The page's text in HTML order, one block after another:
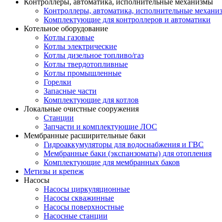
Контроллеры, автоматика, исполнительные механизмы
Контроллеры, автоматика, исполнительные
Комплектующие для контроллеров и автоматики
Котельное оборудование
Котлы газовые
Котлы электрические
Котлы дизельное топливо/газ
Котлы твердотопливные
Котлы промышленные
Горелки
Запасные части
Комплектующие для котлов
Локальные очистные сооружения
Станции
Запчасти и комплектующие ЛОС
Мембранные расширительные баки
Гидроаккумуляторы для водоснабжения и ГВС
Мембранные баки (экспанзоматы) для отопления
Комплектующие для мембранных баков
Метизы и крепеж
Насосы
Насосы циркуляционные
Насосы скважинные
Насосы поверхностные
Насосные станции